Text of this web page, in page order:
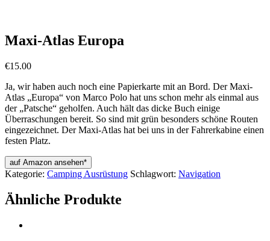
Maxi-Atlas Europa
€15.00
Ja, wir haben auch noch eine Papierkarte mit an Bord. Der Maxi-
Atlas „Europa“ von Marco Polo hat uns schon mehr als einmal aus
der „Patsche“ geholfen. Auch hält das dicke Buch einige
Überraschungen bereit. So sind mit grün besonders schöne Routen
eingezeichnet. Der Maxi-Atlas hat bei uns in der Fahrerkabine einen
festen Platz.
auf Amazon ansehen*
Kategorie: Camping Ausrüstung Schlagwort: Navigation
Ähnliche Produkte